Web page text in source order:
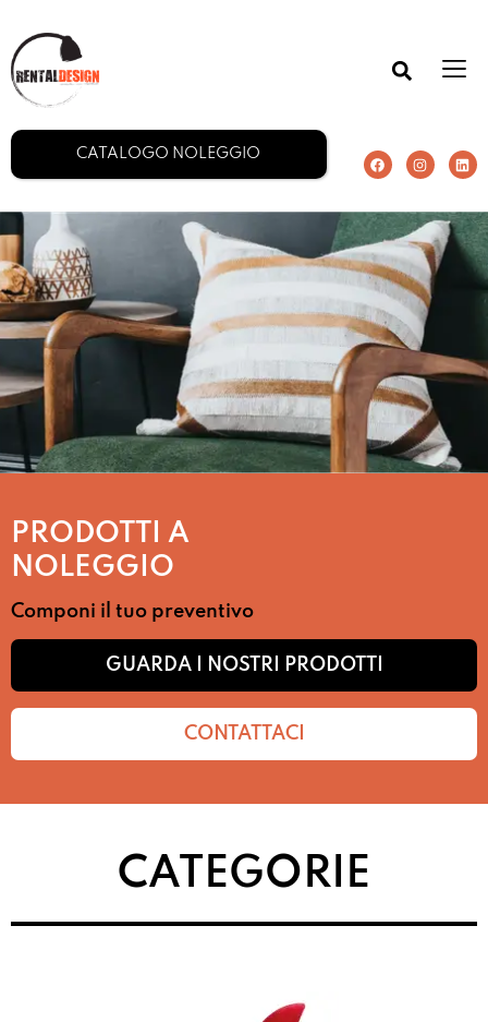
CATALOGO NOLEGGIO
PRODOTTI A
NOLEGGIO
Componi il tuo preventivo
GUARDA I NOSTRI PRODOTTI
CONTATTACI
CATEGORIE